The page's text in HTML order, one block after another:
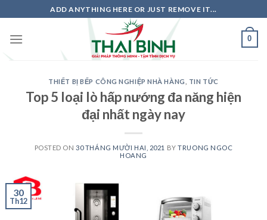
to
content
ADD ANYTHING HERE OR JUST REMOVE IT...
0
THIẾT BỊ BẾP CÔNG NGHIỆP NHÀ HÀNG TIN TỨC
Top 5 loại lò hấp nướng đa năng hiện
đại nhất ngày nay
POSTED ON30 THÁNG MƯỜI HAI, 2021 BYTRUONG NGOC
HOANG
30
Th12